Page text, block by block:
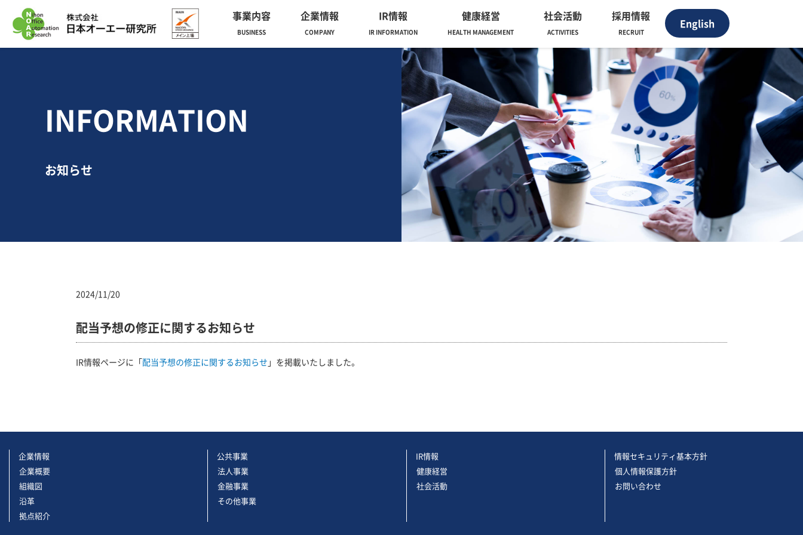
事業内容
BUSINESS
企業情報
COMPANY
IR情報
IR INFORMATION
健康経営
HEALTH MANAGEMENT
社会活動
ACTIVITIES
採用情報
RECRUIT
English
INFORMATION
お知らせ
2024/11/20
配当予想の修正に関するお知らせ
IR情報ページに「配当予想の修正に関するお知らせ 」を掲載いたしました。
企業情報
企業概要
組織図
沿革
拠点紹介
公共事業
法人事業
金融事業
その他事業
IR情報
健康経営
社会活動
情報セキュリティ基本方針
個人情報保護方針
お問い合わせ